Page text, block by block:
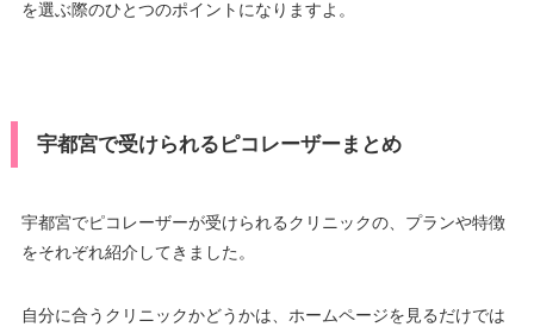
を選ぶ際のひとつのポイントになりますよ。
宇都宮で受けられるピコレーザーまとめ
宇都宮でピコレーザーが受けられるクリニックの、プランや特徴
をそれぞれ紹介してきました。
自分に合うクリニックかどうかは、ホームページを見るだけでは